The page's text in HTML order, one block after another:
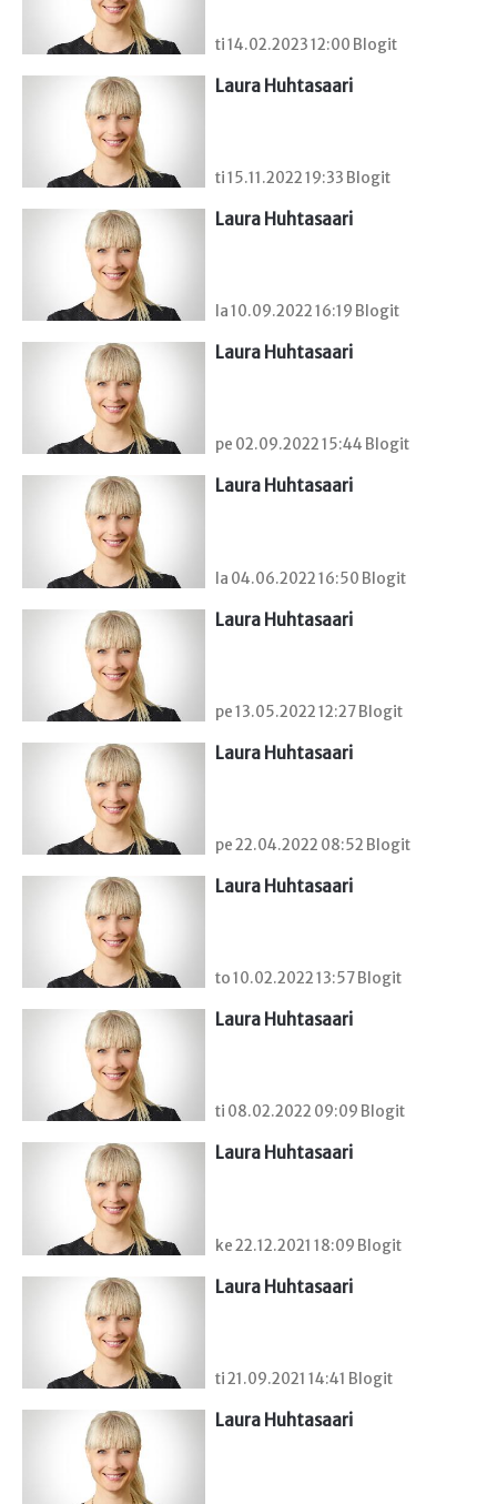
ti 14.02.2023 12:00 Blogit
Laura Huhtasaari
ti 15.11.2022 19:33 Blogit
Laura Huhtasaari
la 10.09.2022 16:19 Blogit
Laura Huhtasaari
pe 02.09.2022 15:44 Blogit
Laura Huhtasaari
la 04.06.2022 16:50 Blogit
Laura Huhtasaari
pe 13.05.2022 12:27 Blogit
Laura Huhtasaari
pe 22.04.2022 08:52 Blogit
Laura Huhtasaari
to 10.02.2022 13:57 Blogit
Laura Huhtasaari
ti 08.02.2022 09:09 Blogit
Laura Huhtasaari
ke 22.12.2021 18:09 Blogit
Laura Huhtasaari
ti 21.09.2021 14:41 Blogit
Laura Huhtasaari